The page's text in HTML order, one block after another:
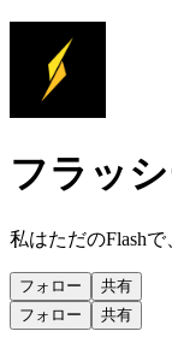
フラッ
私はただのFlash
フォロー
共有
フォロー
共有